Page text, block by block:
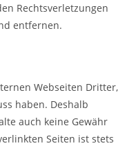
Rechtsverletzungen
entfernen.
Webseiten Dritter,
haben. Deshalb
auch keine Gewähr
Seiten ist stets